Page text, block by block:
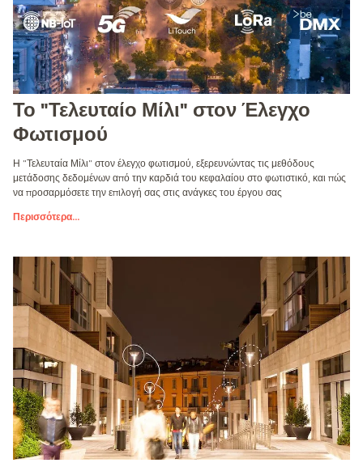
Το "Τελευταίο Μίλι" στον Έλεγχο
Φωτισμού
Η "Τελευταία Μίλι" στον έλεγχο φωτισμού, εξερευνώντας τις μεθόδους
μετάδοσης δεδομένων από την καρδιά του κεφαλαίου στο φωτιστικό, και πώς
να προσαρμόσετε την επιλογή σας στις ανάγκες του έργου σας
Περισσότερα...